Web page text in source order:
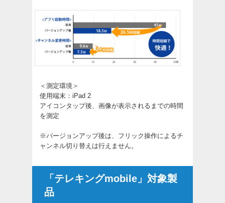
＜測定環境＞
使用端末：iPad 2
アイコンタップ後、画像が表示されるまでの時間
を測定
※バージョンアップ後は、フリック操作によるチ
ャンネル切り替えは行えません。
「テレキングmobile」対象製
品